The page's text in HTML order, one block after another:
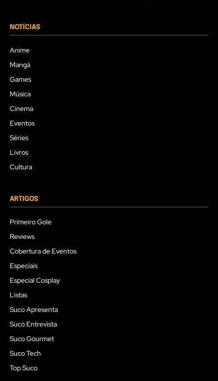
NOTÍCIAS
Anime
Mangá
Games
Música
Cinema
Eventos
Séries
Livros
Cultura
ARTIGOS
Primeiro Gole
Reviews
Cobertura de Eventos
Especiais
Especial Cosplay
Listas
Suco Apresenta
Suco Entrevista
Suco Gourmet
Suco Tech
Top Suco